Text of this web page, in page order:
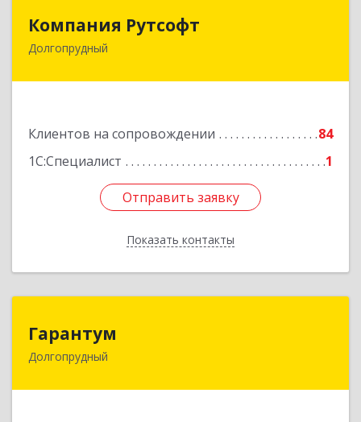
Компания Рутсофт
Долгопрудный
Клиентов на сопровождении
84
1С:Специалист
1
Отправить заявку
Показать контакты
Компания Рутсофт
141700, Московская обл, Долгопрудный г,
Отправить заявку
Назад
Гарантум
Долгопрудный141707, Московская обл, Долгопрудный г,